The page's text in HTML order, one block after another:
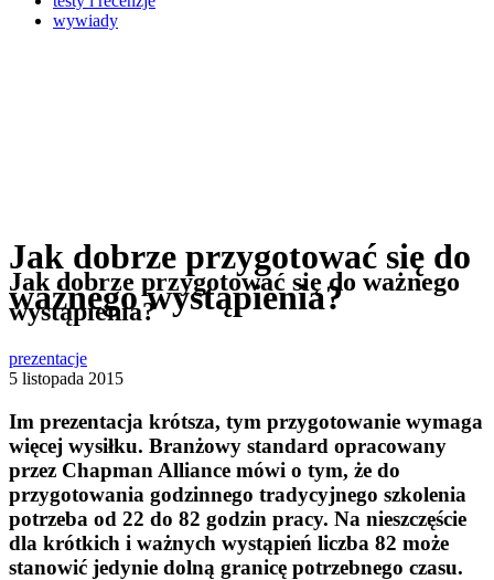
wywiady
Jak dobrze przygotować się do
ważnego wystąpienia?
Jak dobrze przygotować się do ważnego
wystąpienia?
prezentacje
5 listopada 2015
Im prezentacja krótsza, tym przygotowanie wymaga
więcej wysiłku. Branżowy standard opracowany
przez Chapman Alliance mówi o tym, że do
przygotowania godzinnego tradycyjnego szkolenia
potrzeba od 22 do 82 godzin pracy. Na nieszczęście
dla krótkich i ważnych wystąpień liczba 82 może
stanowić jedynie dolną granicę potrzebnego czasu.